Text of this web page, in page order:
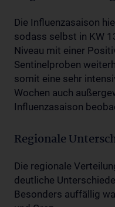
Die Influenzasaison
sodass selbst in KW
Niveau mit einer
Sentinelproben
somit eine sehr
Wochen auch
Influenzasaison
Regionale
Die regionale
deutliche
Besonders auffällig